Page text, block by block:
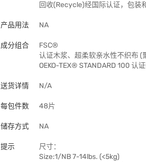
回收(Recycle)经国际认证，包装
产品用法 NA
成分组合
FSC®
认证木浆、超柔软亲水性不织布 (
OEKO-TEX® STANDARD 100 认
送货详情 N/A
每包件数 48片
储存方式 NA
提示
尺寸：
Size:1/NB 7-14lbs. (<5kg)